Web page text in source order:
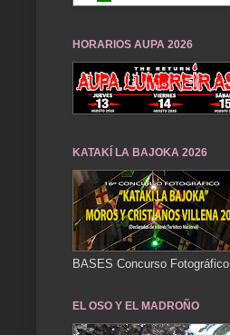
HORARIOS AUPA 2026
KATAKÍ LA BAJOKA 2026
BASES Concurso Fotográfico
EL OSO Y EL MADROÑO